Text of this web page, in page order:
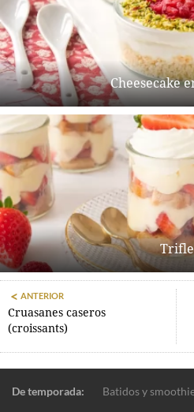
Cheesecake
Trifle
ANTERIOR
Cruasanes caseros
(croissants)
De temporada: Batidos y